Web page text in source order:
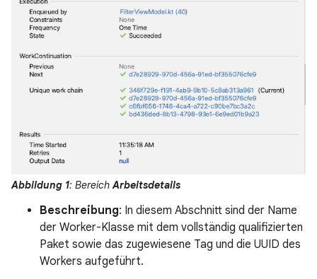
Abbildung 1: BereichArbeitsdetails
Beschreibung: In diesem Abschnitt sind der Name
der Worker-Klasse mit dem vollständig qualifizierten
Paket sowie das zugewiesene Tag und die UUID des
Workers aufgeführt.